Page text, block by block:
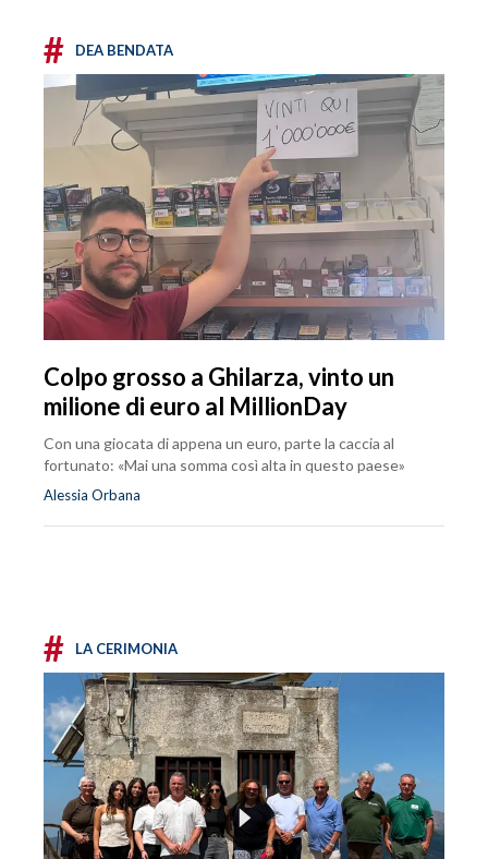
# DEA BENDATA
Colpo grosso a Ghilarza, vinto un
milione di euro al MillionDay
Con una giocata di appena un euro, parte la caccia al
fortunato: «Mai una somma così alta in questo paese»
Alessia Orbana
# LA CERIMONIA